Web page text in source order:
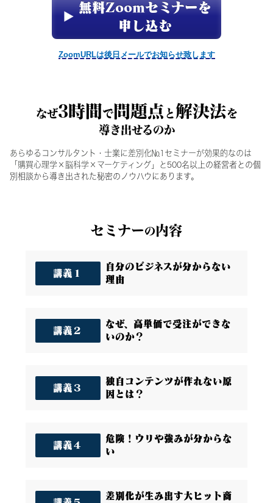
無料Zoomセミナーを
申し込む
ZoomURLは後日メールでお知らせ致します
なぜ3時間で問題点 と解決法を
導き出せるのか
あらゆるコンサルタント・士業に差別化№1 セミナーが効果的なのは
「購買心理学× 脳科学× マーケティング」と500名以上の経営者との個
別相談から導き出された秘密のノウハウにあります。
セミナーの内容
講義１
自分のビジネスが分からない
理由
講義２
なぜ、高単価で受注ができな
いのか？
講義３
独自コンテンツが作れない原
因とは？
講義４
危険！ウリや強みが分からな
い
差別化が生み出す大ヒット商